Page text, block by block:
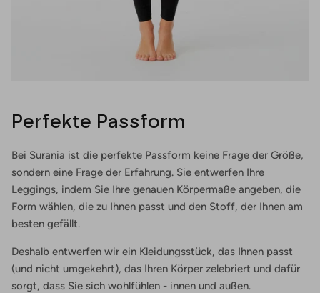
Perfekte Passform
Bei Surania ist die perfekte Passform keine Frage der Größe,
sondern eine Frage der Erfahrung. Sie entwerfen Ihre
Leggings, indem Sie Ihre genauen Körpermaße angeben, die
Form wählen, die zu Ihnen passt und den Stoff, der Ihnen am
besten gefällt.
Deshalb entwerfen wir ein Kleidungsstück, das Ihnen passt
(und nicht umgekehrt), das Ihren Körper zelebriert und dafür
sorgt, dass Sie sich wohlfühlen - innen und außen.